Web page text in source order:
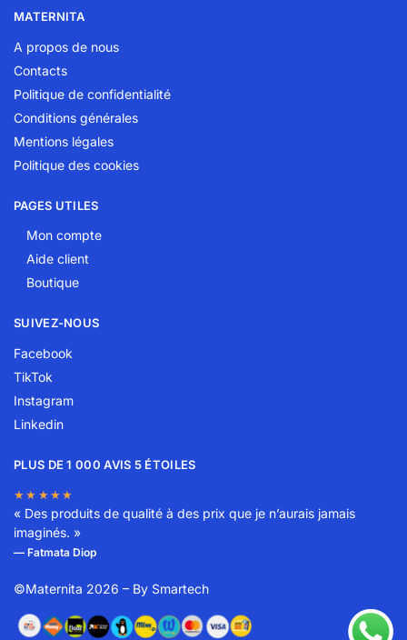
MATERNITA
A propos de nous
Contacts
Politique de confidentialité
Conditions générales
Mentions légales
Politique des cookies
PAGES UTILES
Mon compte
Aide client
Boutique
SUIVEZ-NOUS
Facebook
TikTok
Instagram
Linkedin
PLUS DE 1 000 AVIS 5 ÉTOILES
★★★★★
« Des produits de qualité à des prix que je n’aurais jamais
imaginés. »
— Fatmata Diop
©Maternita 2026 – By Smartech